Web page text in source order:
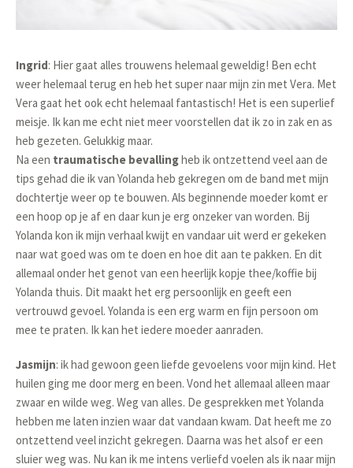
Ingrid: Hier gaat alles trouwens helemaal geweldig! Ben echt
weer helemaal terug en heb het super naar mijn zin met Vera. Met
Vera gaat het ook echt helemaal fantastisch! Het is een superlief
meisje. Ik kan me echt niet meer voorstellen dat ik zo in zak en as
heb gezeten. Gelukkig maar.
Na een traumatische bevallingheb ik ontzettend veel aan de
tips gehad die ik van Yolanda heb gekregen om deband met mijn
dochtertje weer op te bouwen. Als beginnende moeder komt er
een hoop op je af en daar kun je erg onzeker van worden. Bij
Yolanda kon ik mijn verhaal kwijt en vandaar uit werd er gekeken
naar wat goed was om te doen en hoe dit aan te pakken. En dit
allemaal onder het genot van een heerlijk kopje thee/koffie bij
Yolanda thuis. Dit maakt het erg persoonlijk en geeft een
vertrouwd gevoel. Yolanda is een erg warm en fijn persoon om
mee te praten. Ik kan het iedere moeder aanraden.
Jasmijn: ik had gewoon geen liefde gevoelens voor mijn kind. Het
huilen ging me door merg en been. Vond het allemaal alleen maar
zwaar en wilde weg. Weg van alles. De gesprekken met Yolanda
hebben me laten inzien waar dat vandaan kwam. Dat heeft me zo
ontzettend veel inzicht gekregen. Daarna was het alsof er een
sluier weg was. Nu kan ik me intens verliefd voelen als ik naar mijn